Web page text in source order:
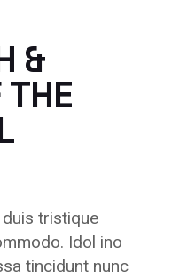
&
THE
tristique
Idol ino
tincidunt nunc